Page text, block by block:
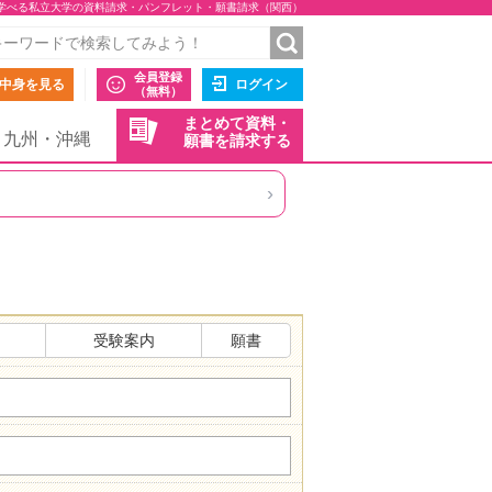
べる私立大学の資料請求・パンフレット・願書請求（関西）
身を見る
会員登録
（無料）
ログイン
まとめて資料・
願書を請求する
九州・沖縄
›
受験案内 願書